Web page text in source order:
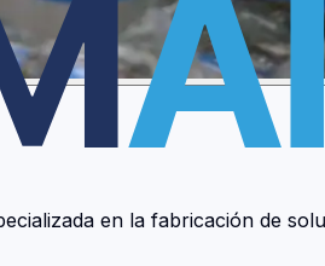
en la fabricación de